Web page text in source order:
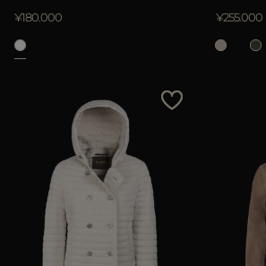
¥180.000 ¥255.000